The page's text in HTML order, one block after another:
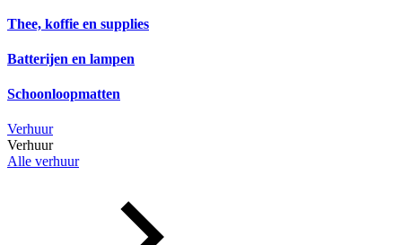
Thee, koffie en supplies
Batterijen en lampen
Schoonloopmatten
Verhuur
Verhuur
Alle verhuur